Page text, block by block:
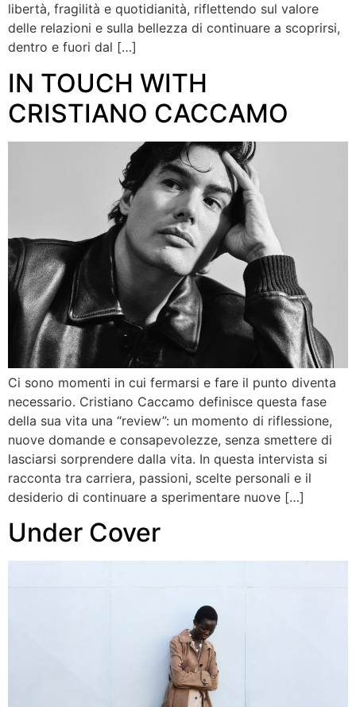
libertà, fragilità e quotidianità, riflettendo sul valore
delle relazioni e sulla bellezza di continuare a scoprirsi,
dentro e fuori dal […]
IN TOUCH WITH
CRISTIANO CACCAMO
Ci sono momenti in cui fermarsi e fare il punto diventa
necessario. Cristiano Caccamo definisce questa fase
della sua vita una “review”: un momento di riflessione,
nuove domande e consapevolezze, senza smettere di
lasciarsi sorprendere dalla vita. In questa intervista si
racconta tra carriera, passioni, scelte personali e il
desiderio di continuare a sperimentare nuove […]
Under Cover